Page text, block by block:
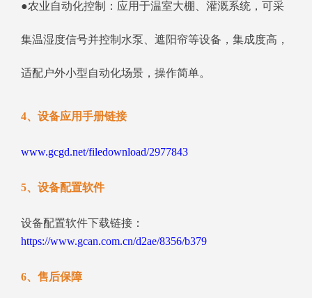
●农业自动化控制：应用于温室大棚、灌溉系统，可采
集温湿度信号并控制水泵、遮阳帘等设备，集成度高，
适配户外小型自动化场景，操作简单。
4、设备应用手册链接
www.gcgd.net/filedownload/2977843
5、设备配置软件
设备配置软件下载链接：
https://www.gcan.com.cn/d2ae/8356/b379
6、售后保障